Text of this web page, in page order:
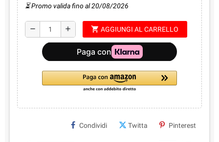
⏳ Promo valida fino al 20/08/2026
remove add shopping_cart AGGIUNGI AL CARRELLO
Condividi Twitta Pinterest